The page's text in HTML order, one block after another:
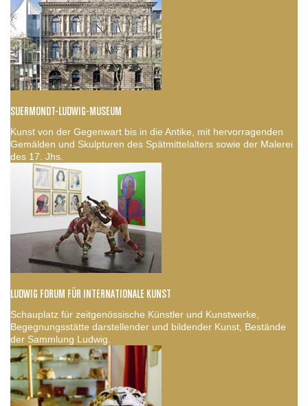
SUERMONDT-LUDWIG-MUSEUM
Kunst von der Gegenwart bis in die Antike, mit hervorragenden
Gemälden und Skulpturen des Spätmittelalters sowie der Malerei
des 17. Jhs.
LUDWIG FORUM FÜR INTERNATIONALE KUNST
Schauplatz für zeitgenössische Künstler und Kunstwerke,
Begegnungsstätte darstellender und bildender Kunst, Bestände
der Sammlung Ludwig.